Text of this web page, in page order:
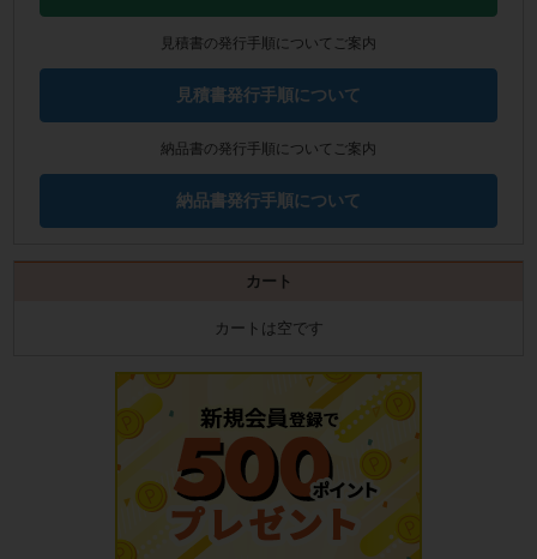
見積書の発行手順についてご案内
見積書発行手順について
納品書の発行手順についてご案内
納品書発行手順について
カート
カートは空です